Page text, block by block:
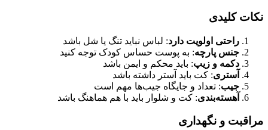
اولویت دارد: لباس نباید تنگ یا شل باشد
پارچه: به پوست حساس کودک توجه کنید
و زیپ: باید محکم و ایمن باشد
: کت باید آستر داشته باشد
: تعداد و جایگاه جیب‌ها مهم است
: کت و شلوار باید با هم هماهنگ باشد
و نگهداری